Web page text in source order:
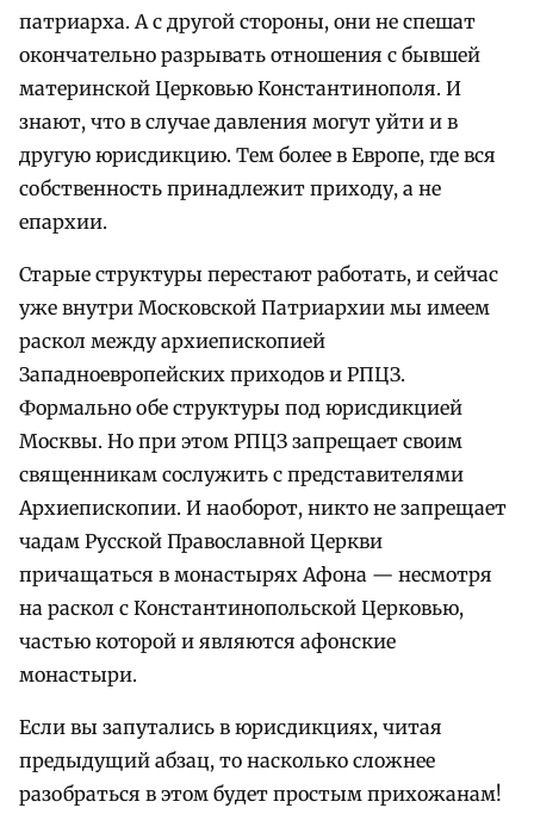
патриарха. А с другой стороны, они не спешат
окончательно разрывать отношения с бывшей
материнской Церковью Константинополя. И
знают, что в случае давления могут уйти и в
другую юрисдикцию. Тем более в Европе, где вся
собственность принадлежит приходу, а не
епархии.
Старые структуры перестают работать, и сейчас
уже внутри Московской Патриархии мы имеем
раскол между архиепископией
Западноевропейских приходов и РПЦЗ.
Формально обе структуры под юрисдикцией
Москвы. Но при этом РПЦЗ запрещает своим
священникам сослужить с представителями
Архиепископии. И наоборот, никто не запрещает
чадам Русской Православной Церкви
причащаться в монастырях Афона — несмотря
на раскол с Константинопольской Церковью,
частью которой и являются афонские
монастыри.
Если вы запутались в юрисдикциях, читая
предыдущий абзац, то насколько сложнее
разобраться в этом будет простым прихожанам!